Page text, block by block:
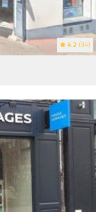
4.2 (34)